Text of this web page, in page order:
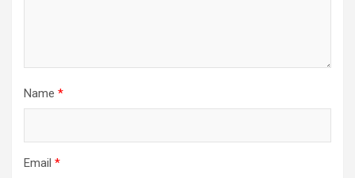
Name *
Email *